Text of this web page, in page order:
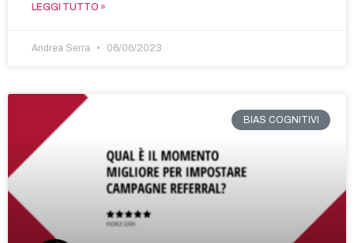
LEGGI TUTTO »
Andrea Serra 06/06/2023
BIAS COGNITIVI